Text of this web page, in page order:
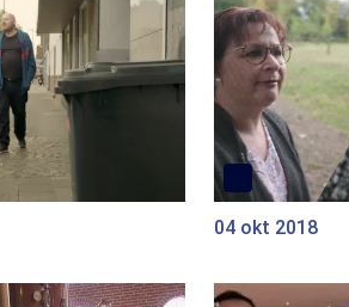
04 okt 2018